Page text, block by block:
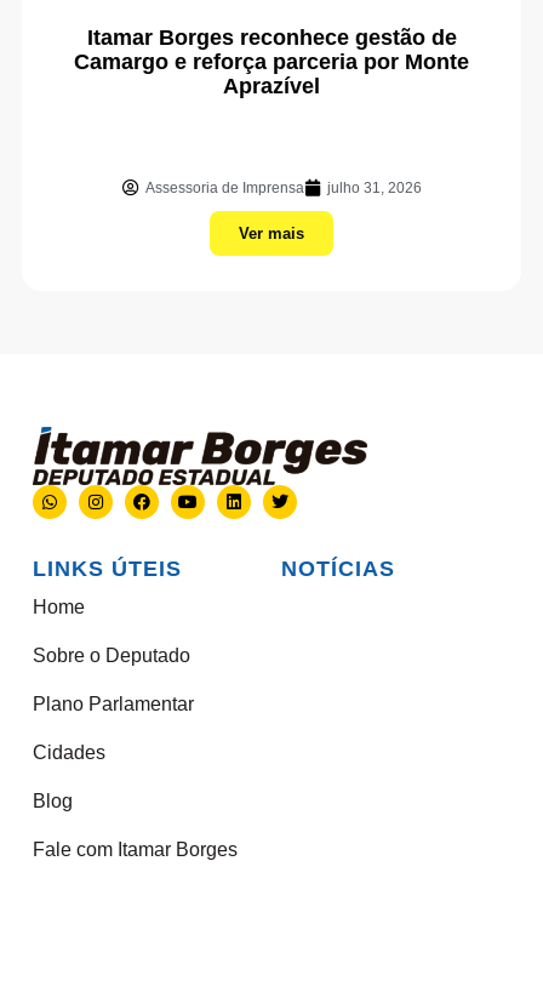
Itamar Borges reconhece gestão de
Camargo e reforça parceria por Monte
Aprazível
Assessoria de Imprensa julho 31, 2026
Ver mais
LINKS ÚTEIS
Home
Sobre o Deputado
Plano Parlamentar
Cidades
Blog
Fale com Itamar Borges
NOTÍCIAS